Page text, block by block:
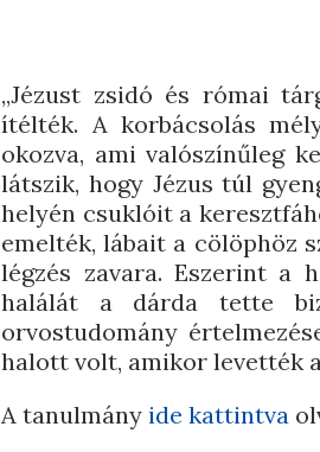
„Jézust zsidó és római
ítélték. A korbácsolás
okozva, ami valószínűleg
látszik, hogy Jézus túl
helyén csuklóit a
emelték, lábait a cölöphöz
légzés zavara. Eszerint a
halálát a dárda tette
orvostudomány
halott volt, amikor levették
A tanulmány ide kattintva